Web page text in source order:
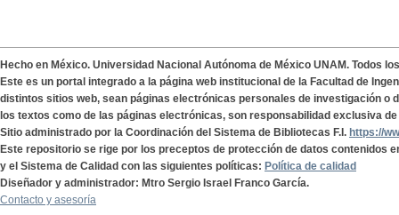
Hecho en México. Universidad Nacional Autónoma de México UNAM. Todos
Este es un portal integrado a la página web institucional de la Facultad de
distintos sitios web, sean páginas electrónicas personales de investigación o
los textos como de las páginas electrónicas, son responsabilidad exclusiva
Sitio administrado por la Coordinación del Sistema de Bibliotecas F.I. https://
Este repositorio se rige por los preceptos de protección de datos contenidos
y el Sistema de Calidad con las siguientes políticas: Política de calidad
Diseñador y administrador: Mtro Sergio Israel Franco García.
Contacto y asesoría